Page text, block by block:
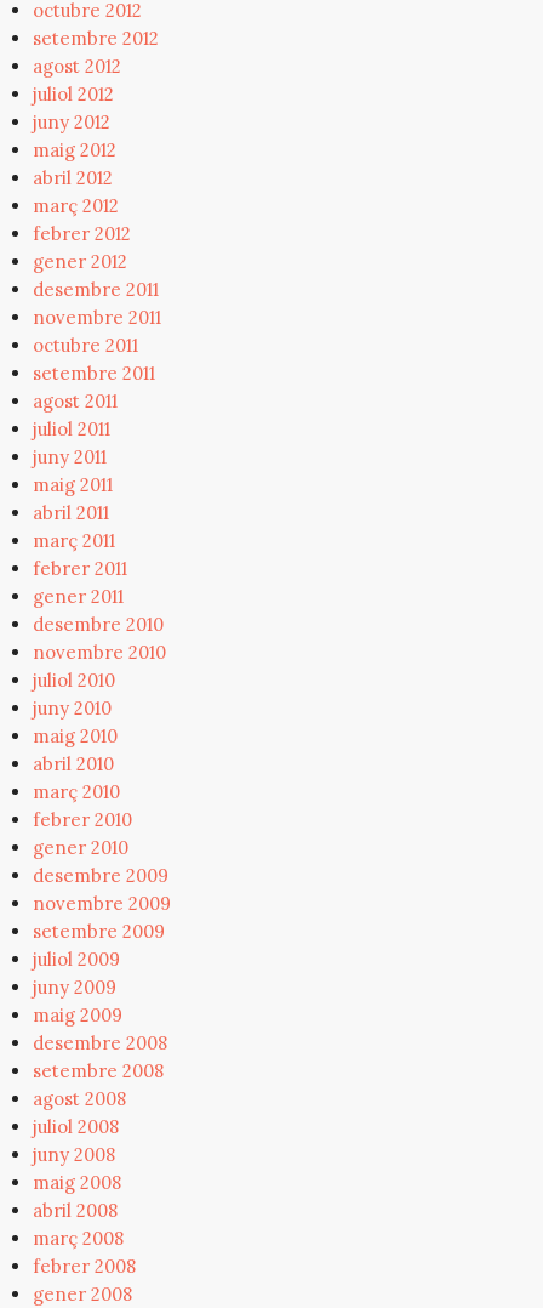
octubre 2012
setembre 2012
agost 2012
juliol 2012
juny 2012
maig 2012
abril 2012
març 2012
febrer 2012
gener 2012
desembre 2011
novembre 2011
octubre 2011
setembre 2011
agost 2011
juliol 2011
juny 2011
maig 2011
abril 2011
març 2011
febrer 2011
gener 2011
desembre 2010
novembre 2010
juliol 2010
juny 2010
maig 2010
abril 2010
març 2010
febrer 2010
gener 2010
desembre 2009
novembre 2009
setembre 2009
juliol 2009
juny 2009
maig 2009
desembre 2008
setembre 2008
agost 2008
juliol 2008
juny 2008
maig 2008
abril 2008
març 2008
febrer 2008
gener 2008